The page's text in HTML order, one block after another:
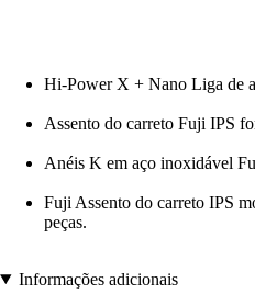
Hi-Power X + Nano Liga de
Assento do carreto Fuji IPS
Anéis K em aço inoxidável
Fuji Assento do carreto IPS
peças.
Informações adicionais